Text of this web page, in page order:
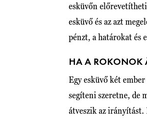
esküvőn
esküvő és az azt
pénzt, a határokat és
HA A ROKONOK
Egy esküvő két
segíteni szeretne, de
átveszik az